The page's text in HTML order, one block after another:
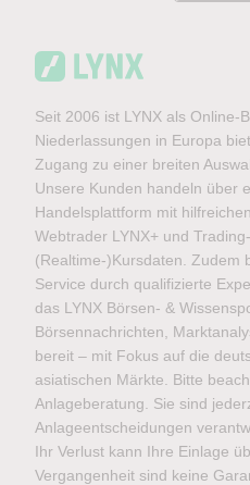
Seit 2006 ist LYNX als Online-
Niederlassungen in Europa
Zugang zu einer breiten
Unsere Kunden handeln über
Handelsplattform mit
Webtrader LYNX+ und
(Realtime-)Kursdaten. Zudem
Service durch qualifizierte
das LYNX Börsen- &
Börsennachrichten,
bereit – mit Fokus auf die
asiatischen Märkte. Bitte
Anlageberatung. Sie sind
Anlageentscheidungen
Ihr Verlust kann Ihre Einlage
Vergangenheit sind keine